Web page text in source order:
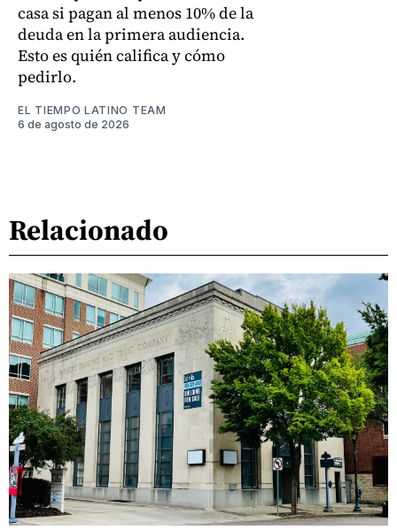
casa si pagan al menos 10% de la
deuda en la primera audiencia.
Esto es quién califica y cómo
pedirlo.
EL TIEMPO LATINO TEAM
6 de agosto de 2026
Relacionado